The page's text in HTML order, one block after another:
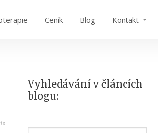
Ceník Blog Kontakt
Vyhledávání v článcích
blogu: